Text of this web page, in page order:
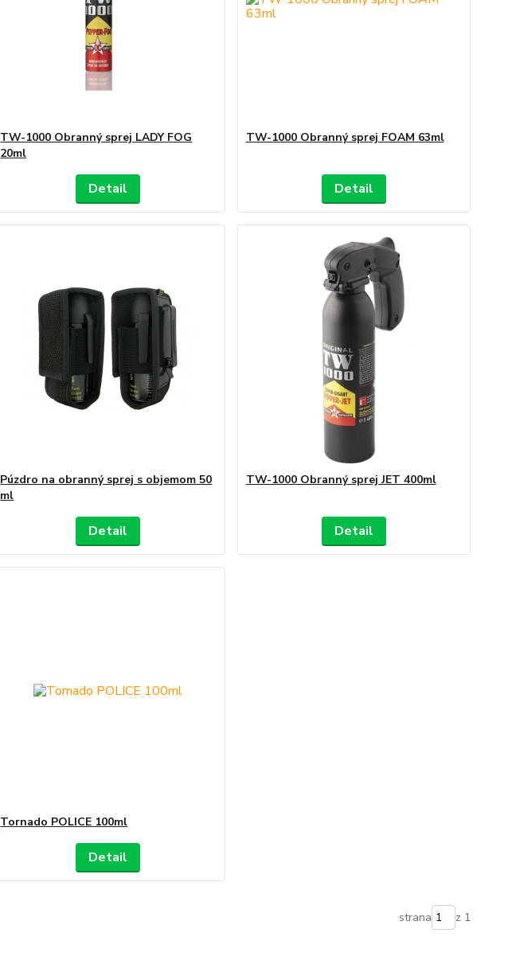
TW-1000 Obranný sprej LADY FOG
20ml
Detail
TW-1000 Obranný sprej FOAM 63ml
Detail
Púzdro na obranný sprej s objemom 50
ml
Detail
TW-1000 Obranný sprej JET 400ml
Detail
Tornado POLICE 100ml
Detail
strana z 1